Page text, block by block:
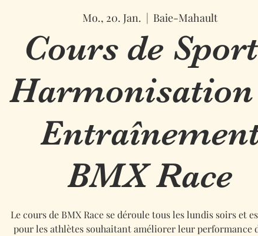
Mo., 20. Jan.
  |
Baie-Mahault
Cours de
Harmonisation
BMX Race
Le cours de BMX Race se déroule tous les lundis soirs et
pour les athlètes souhaitant améliorer leur performance